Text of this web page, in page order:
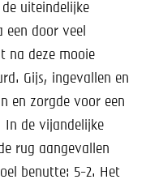
uiteindelijke
een door veel
na deze mooie
Gijs, ingevallen en
en zorgde voor een
In de vijandelijke
rug aangevallen
benutte: 5-2. Het